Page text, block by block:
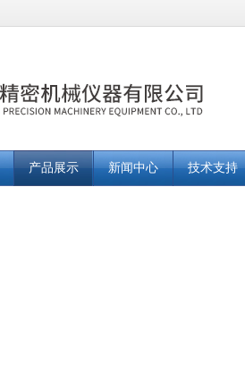
产品展示 新闻中心 技术支持